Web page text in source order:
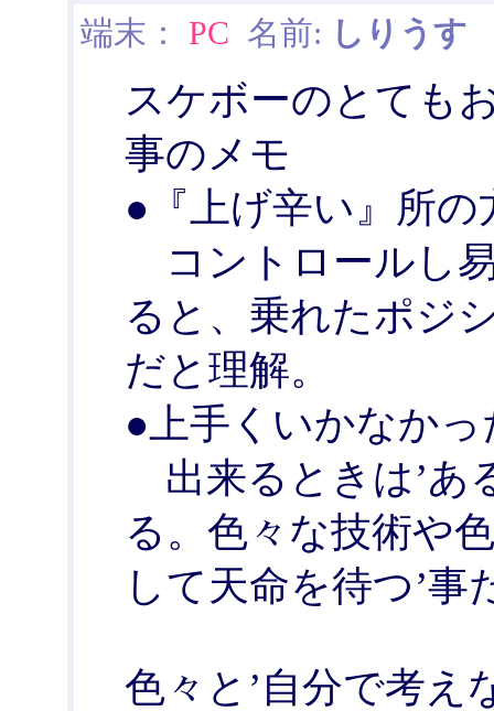
端末： PC 名前: しりうす
スケボーのとても
事のメモ
●『上げ辛い』所
コントロールし
ると、乗れたポジ
だと理解。
●上手くいかなか
出来るときは’あ
る。色々な技術や
して天命を待つ’事
色々と’自分で考え